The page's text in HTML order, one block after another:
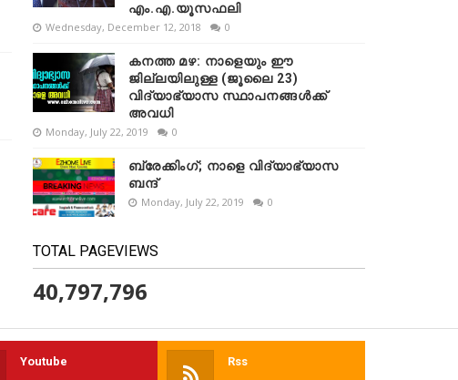
എം.എ.യൂസഫലി
Wednesday, December 12, 2018 0
കനത്ത മഴ: നാളെയും ഈ
ജില്ലയിലുള്ള (ജൂലൈ 23)
വിദ്യാഭ്യാസ സ്ഥാപനങ്ങൾക്ക്
അവധി
Monday, July 22, 2019 0
ബ്രേക്കിംഗ്; നാളെ വിദ്യാഭ്യാസ
ബന്ദ്
Monday, July 22, 2019 0
TOTAL PAGEVIEWS
40,797,796
Youtube Rss